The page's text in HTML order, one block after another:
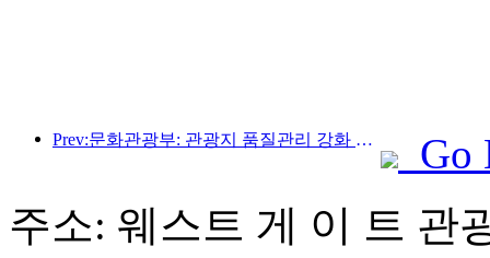
Prev:문화관광부: 관광지 품질관리 강화 및 명승지 서비스 수준 향상
Go
주소: 웨스트 게 이 트 관